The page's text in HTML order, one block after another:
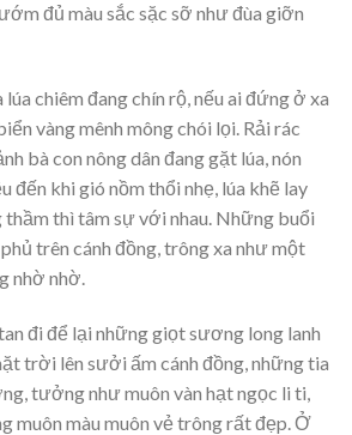
đủ màu sắc sặc sỡ như đùa giỡn
chiêm đang chín rộ, nếu ai đứng ở xa
vàng mênh mông chói lọi. Rải rác
bà con nông dân đang gặt lúa, nón
đến khi gió nồm thổi nhẹ, lúa khẽ lay
thầm thì tâm sự với nhau. Những buổi
trên cánh đồng, trông xa như một
nhờ nhờ.
đi để lại những giọt sương long lanh
trời lên sưởi ấm cánh đồng, những tia
tưởng như muôn vàn hạt ngọc li ti,
muôn màu muôn vẻ trông rất đẹp. Ở